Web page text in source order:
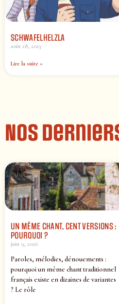
SCHWAFELHELZLA
août 28, 2023
Lire la suite »
Nos
UN MÊME CHANT, CENT VERSIONS :
POURQUOI ?
juin 9, 2026
Paroles, mélodies, dénouements :
pourquoi un même chant traditionnel
français existe en dizaines de variantes
? Le rôle